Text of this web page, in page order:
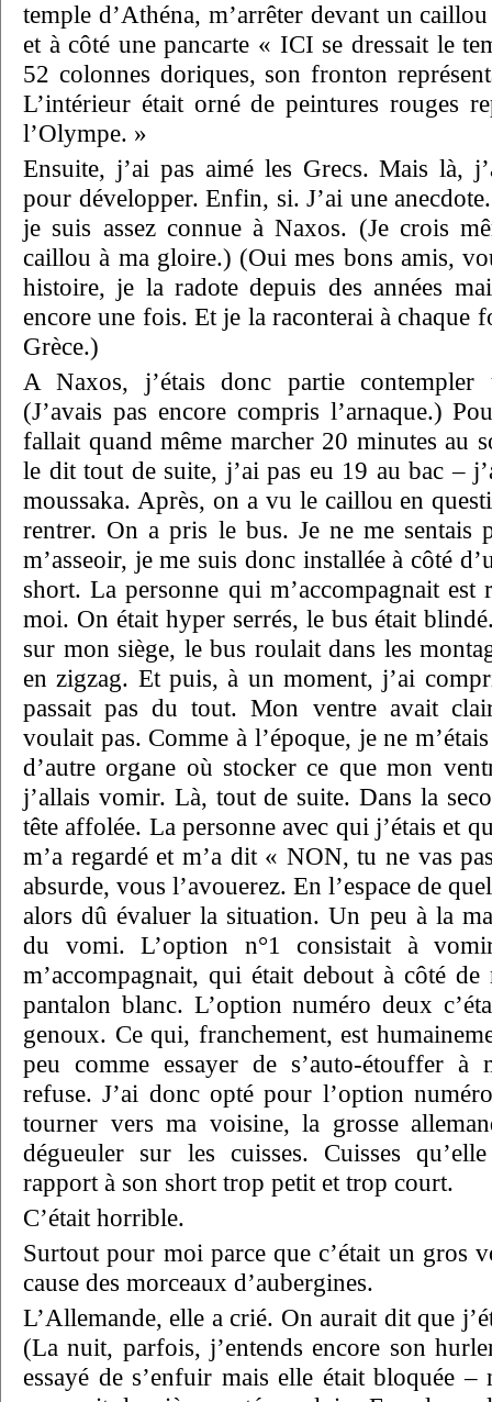
temple d’Athéna, m’arrêter devant un
et à côté une pancarte « ICI se dressait le
52 colonnes doriques, son fronton
L’intérieur était orné de peintures rouges
l’Olympe. »
Ensuite, j’ai pas aimé les Grecs. Mais là,
pour développer. Enfin, si. J’ai une
je suis assez connue à Naxos. (Je crois
caillou à ma gloire.) (Oui mes bons amis,
histoire, je la radote depuis des années
encore une fois. Et je la raconterai à chaque
Grèce.)
A Naxos, j’étais donc partie contempler
(J’avais pas encore compris l’arnaque.)
fallait quand même marcher 20 minutes au
le dit tout de suite, j’ai pas eu 19 au bac –
moussaka. Après, on a vu le caillou en
rentrer. On a pris le bus. Je ne me sentais
m’asseoir, je me suis donc installée à côté
short. La personne qui m’accompagnait
moi. On était hyper serrés, le bus était
sur mon siège, le bus roulait dans les
en zigzag. Et puis, à un moment, j’ai
passait pas du tout. Mon ventre avait
voulait pas. Comme à l’époque, je ne
d’autre organe où stocker ce que mon
j’allais vomir. Là, tout de suite. Dans la
tête affolée. La personne avec qui j’étais et
m’a regardé et m’a dit « NON, tu ne vas
absurde, vous l’avouerez. En l’espace de
alors dû évaluer la situation. Un peu à la
du vomi. L’option n°1 consistait à
m’accompagnait, qui était debout à côté
pantalon blanc. L’option numéro deux
genoux. Ce qui, franchement, est
peu comme essayer de s’auto-étouffer à
refuse. J’ai donc opté pour l’option
tourner vers ma voisine, la grosse
dégueuler sur les cuisses. Cuisses
rapport à son short trop petit et trop court.
C’était horrible.
Surtout pour moi parce que c’était un gros
cause des morceaux d’aubergines.
L’Allemande, elle a crié. On aurait dit que
(La nuit, parfois, j’entends encore son
essayé de s’enfuir mais elle était bloquée